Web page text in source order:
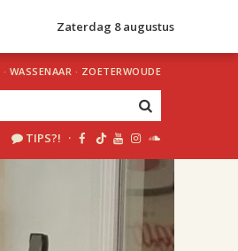
Zaterdag 8 augustus
· WASSENAAR · ZOETERWOUDE
TIPS?! ·
uur 1 van 2
Volgend uur